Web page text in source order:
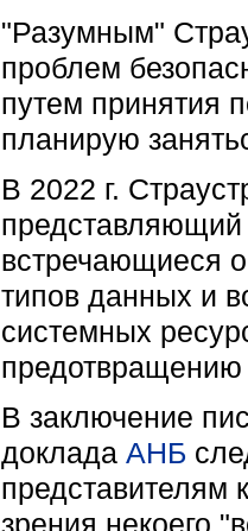
"Разумным"
проблем
путем принятия
планирую
В 2022 г.
встречающиеся
типов данных и
системных
предотвращению
В заключение
доклада АНБ
представителям
зрения некоего